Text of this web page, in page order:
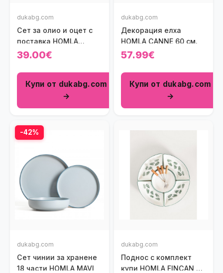
dukabg.com
Сет за олио и оцет с
поставка HOMLA
MODERN
39.00€
Купи от dukabg.com
→
dukabg.com
Декорация елха
HOMLA CANNE 60 см.
57.99€
Купи от dukabg.com
→
-42%
dukabg.com
Сет чинии за хранене
18 части HOMLA MAVI
dukabg.com
Поднос с комплект
купи HOMLA FINCAN 30